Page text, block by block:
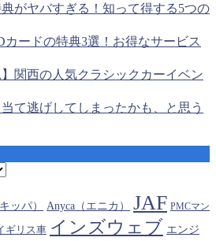
がヤバすぎる！知って得する5つの
カードの特典3選！お得なサービス
】関西の人気クラシックカーイベン
て逃げしてしまったかも、と思う
ッパ） Anyca（エニカ） JAF PMCマン
ギリス車 インズウェブ エンジ